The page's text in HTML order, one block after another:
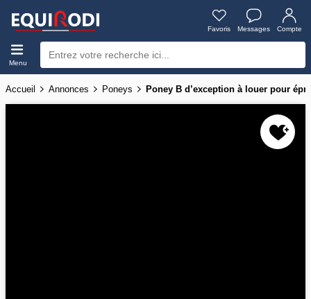
Favoris Messages Compte
Menu
Accueil Annonces Poneys Poney B d’exception à louer pour